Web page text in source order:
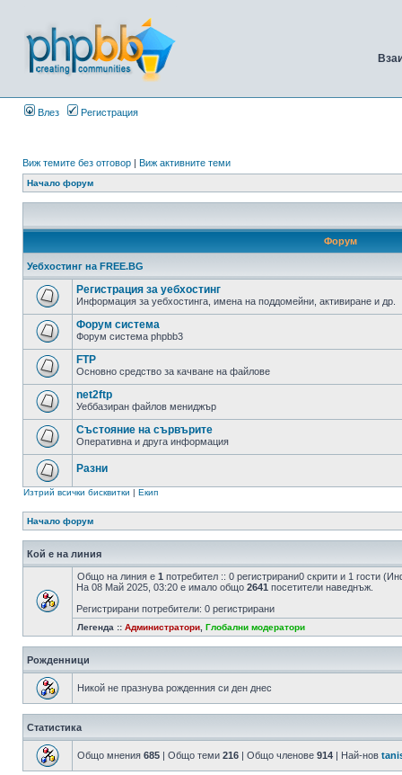
Влез Регистрация
Виж темите без отговор | Виж активните теми
Начало форум
Форум
Уебхостинг на FREE.BG
Регистрация за уебхостинг
Информация за уебхостинга, имена на поддомейни, активиране и др.
Форум система
Форум система phpbb3
FTP
Основно средство за качване на файлове
net2ftp
Уеббазиран файлов мениджър
Състояние на сървърите
Оперативна и друга информация
Разни
Изтрий всички бисквитки | Екип
Начало форум
Кой е на линия
Общо на линия e 1 потребител :: 0 регистрирани0 скрити и 1 гости
На 08 Май 2025, 03:20 е имало общо 2641 посетители наведнъж.
Регистрирани потребители: 0 регистрирани
Легенда :: Администратори Глобални модератори
Рожденници
Никой не празнува рожденния си ден днес
Статистика
Общо мнения 685 | Общо теми 216 | Общо членове 914 | Най-нов